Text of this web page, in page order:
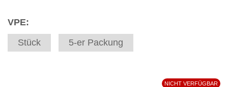
VPE:
Stück
5-er Packung
NICHT VERFÜGBAR